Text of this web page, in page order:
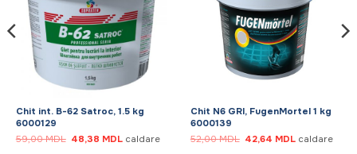
Chit int. B-62 Satroc, 1.5 kg
6000129
59,00MDL Prețul
inițial
48,38 MDLPrețul
caldare
Chit N6 GRI, FugenMortel 1 kg
6000139
52,00MDL Prețul
inițial
42,64 MDLPrețul
caldare